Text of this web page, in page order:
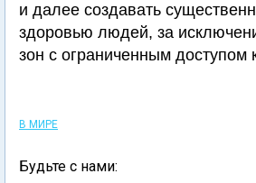
и далее создавать
здоровью людей, за
зон с ограниченным доступом
В МИРЕ
Будьте с нами: